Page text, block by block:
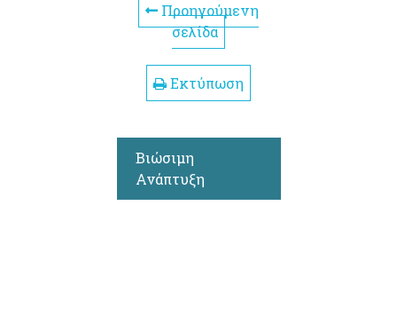
Προηγούμενη
σελίδα
Εκτύπωση
Βιώσιμη
Ανάπτυξη